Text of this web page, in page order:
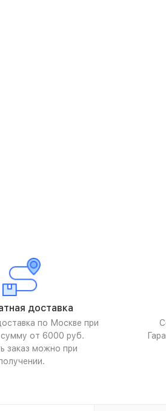
доставка
по Москве при
сумму от 6000 руб.
заказ можно при